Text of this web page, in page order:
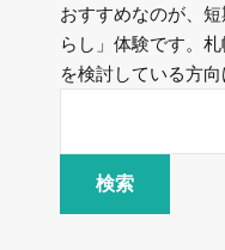
おすすめなのが、
らし」体験です。
を検討している方